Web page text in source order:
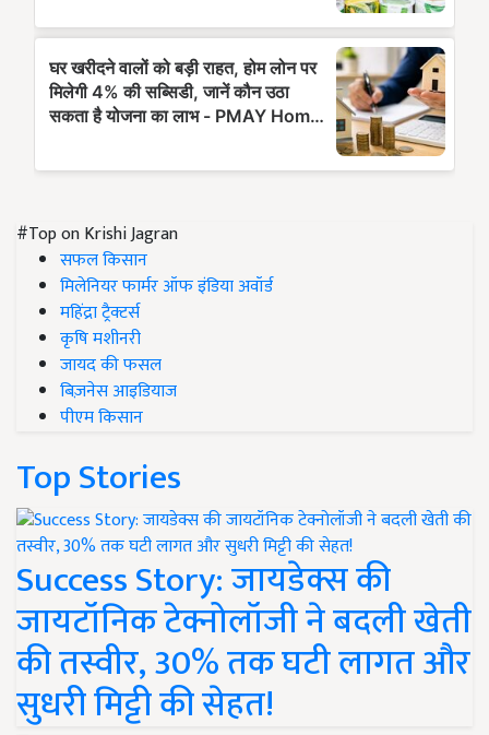
#Top on Krishi Jagran
सफल किसान
मिलेनियर फार्मर ऑफ इंडिया अवॉर्ड
महिंद्रा ट्रैक्टर्स
कृषि मशीनरी
जायद की फसल
बिज़नेस आइडियाज
पीएम किसान
Top Stories
Success Story: जायडेक्स की
जायटॉनिक टेक्नोलॉजी ने बदली खेती
की तस्वीर, 30% तक घटी लागत और
सुधरी मिट्टी की सेहत!